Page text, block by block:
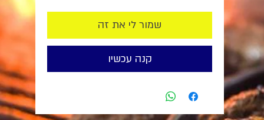
שמור לי את זה
קנה עכשיו